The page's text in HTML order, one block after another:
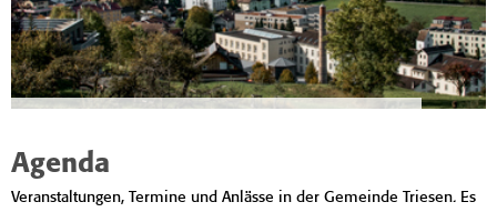
Agenda
Veranstaltungen, Termine und Anlässe in der Gemeinde Triesen. Es